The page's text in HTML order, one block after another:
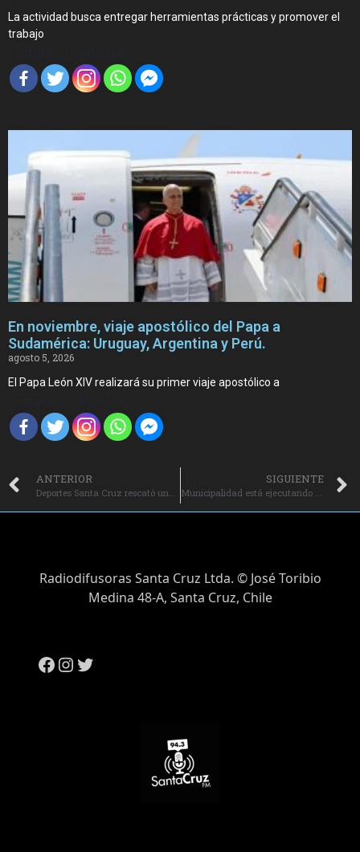
La actividad busca entregar herramientas prácticas y promover el
trabajo
En noviembre, viaje apostólico del Papa a
Sudamérica: Uruguay, Argentina y Perú.
agosto 5, 2026
El Papa León XIV realizará su primer viaje apostólico a
ANTERIOR
Deportes Santa Cruz rescató una valiosa igualdad frente a Colo Colo.
SIGUIENTE
Municipalidad está ejecutando proyecto en el Liceo Bicentenario Instituto Politécnico Santa Cruz.
Radiodifusoras Santa Cruz Ltda. © José Toribio
Medina 48-A, Santa Cruz, Chile